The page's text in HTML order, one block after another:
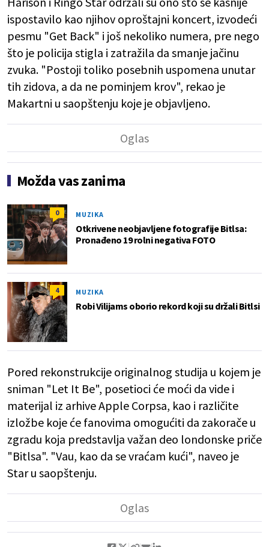
ispostavilo kao njihov oproštajni koncert, izvodeći
pesmu "Get Back" i još nekoliko numera, pre nego
što je policija stigla i zatražila da smanje jačinu
zvuka. "Postoji toliko posebnih uspomena unutar
tih zidova, a da ne pominjem krov", rekao je
Makartni u saopštenju koje je objavljeno.
Možda vas zanima
0 MUZIKA
Otkrivene neobjavljene fotografije Bitlsa:
Pronađeno 19 rolni negativa FOTO
4 MUZIKA
Robi Vilijams oborio rekord koji su držali Bitlsi
Pored rekonstrukcije originalnog studija u kojem je
sniman "Let It Be", posetioci će moći da vide i
materijal iz arhive Apple Corpsa, kao i različite
izložbe koje će fanovima omogućiti da zakorače u
zgradu koja predstavlja važan deo londonske priče
"Bitlsa". "Vau, kao da se vraćam kući", naveo je
Star u saopštenju.